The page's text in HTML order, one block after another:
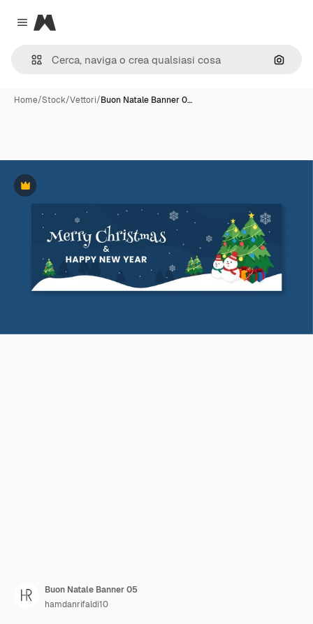
Close menu
Magnific
Cerca
Home/Stock/Vettori/Buon Natale Banner 0…
Premium
Buon Natale Banner 05
hamdanrifaldi10